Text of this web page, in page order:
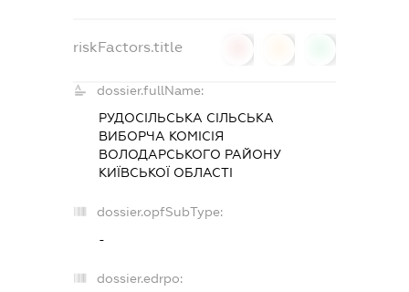
riskFactors.title
dossier.fullName:
РУДОСІЛЬСЬКА СІЛЬСЬКА
ВИБОРЧА КОМІСІЯ
ВОЛОДАРСЬКОГО РАЙОНУ
КИЇВСЬКОЇ ОБЛАСТІ
dossier.opfSubType:
-
dossier.edrpo: